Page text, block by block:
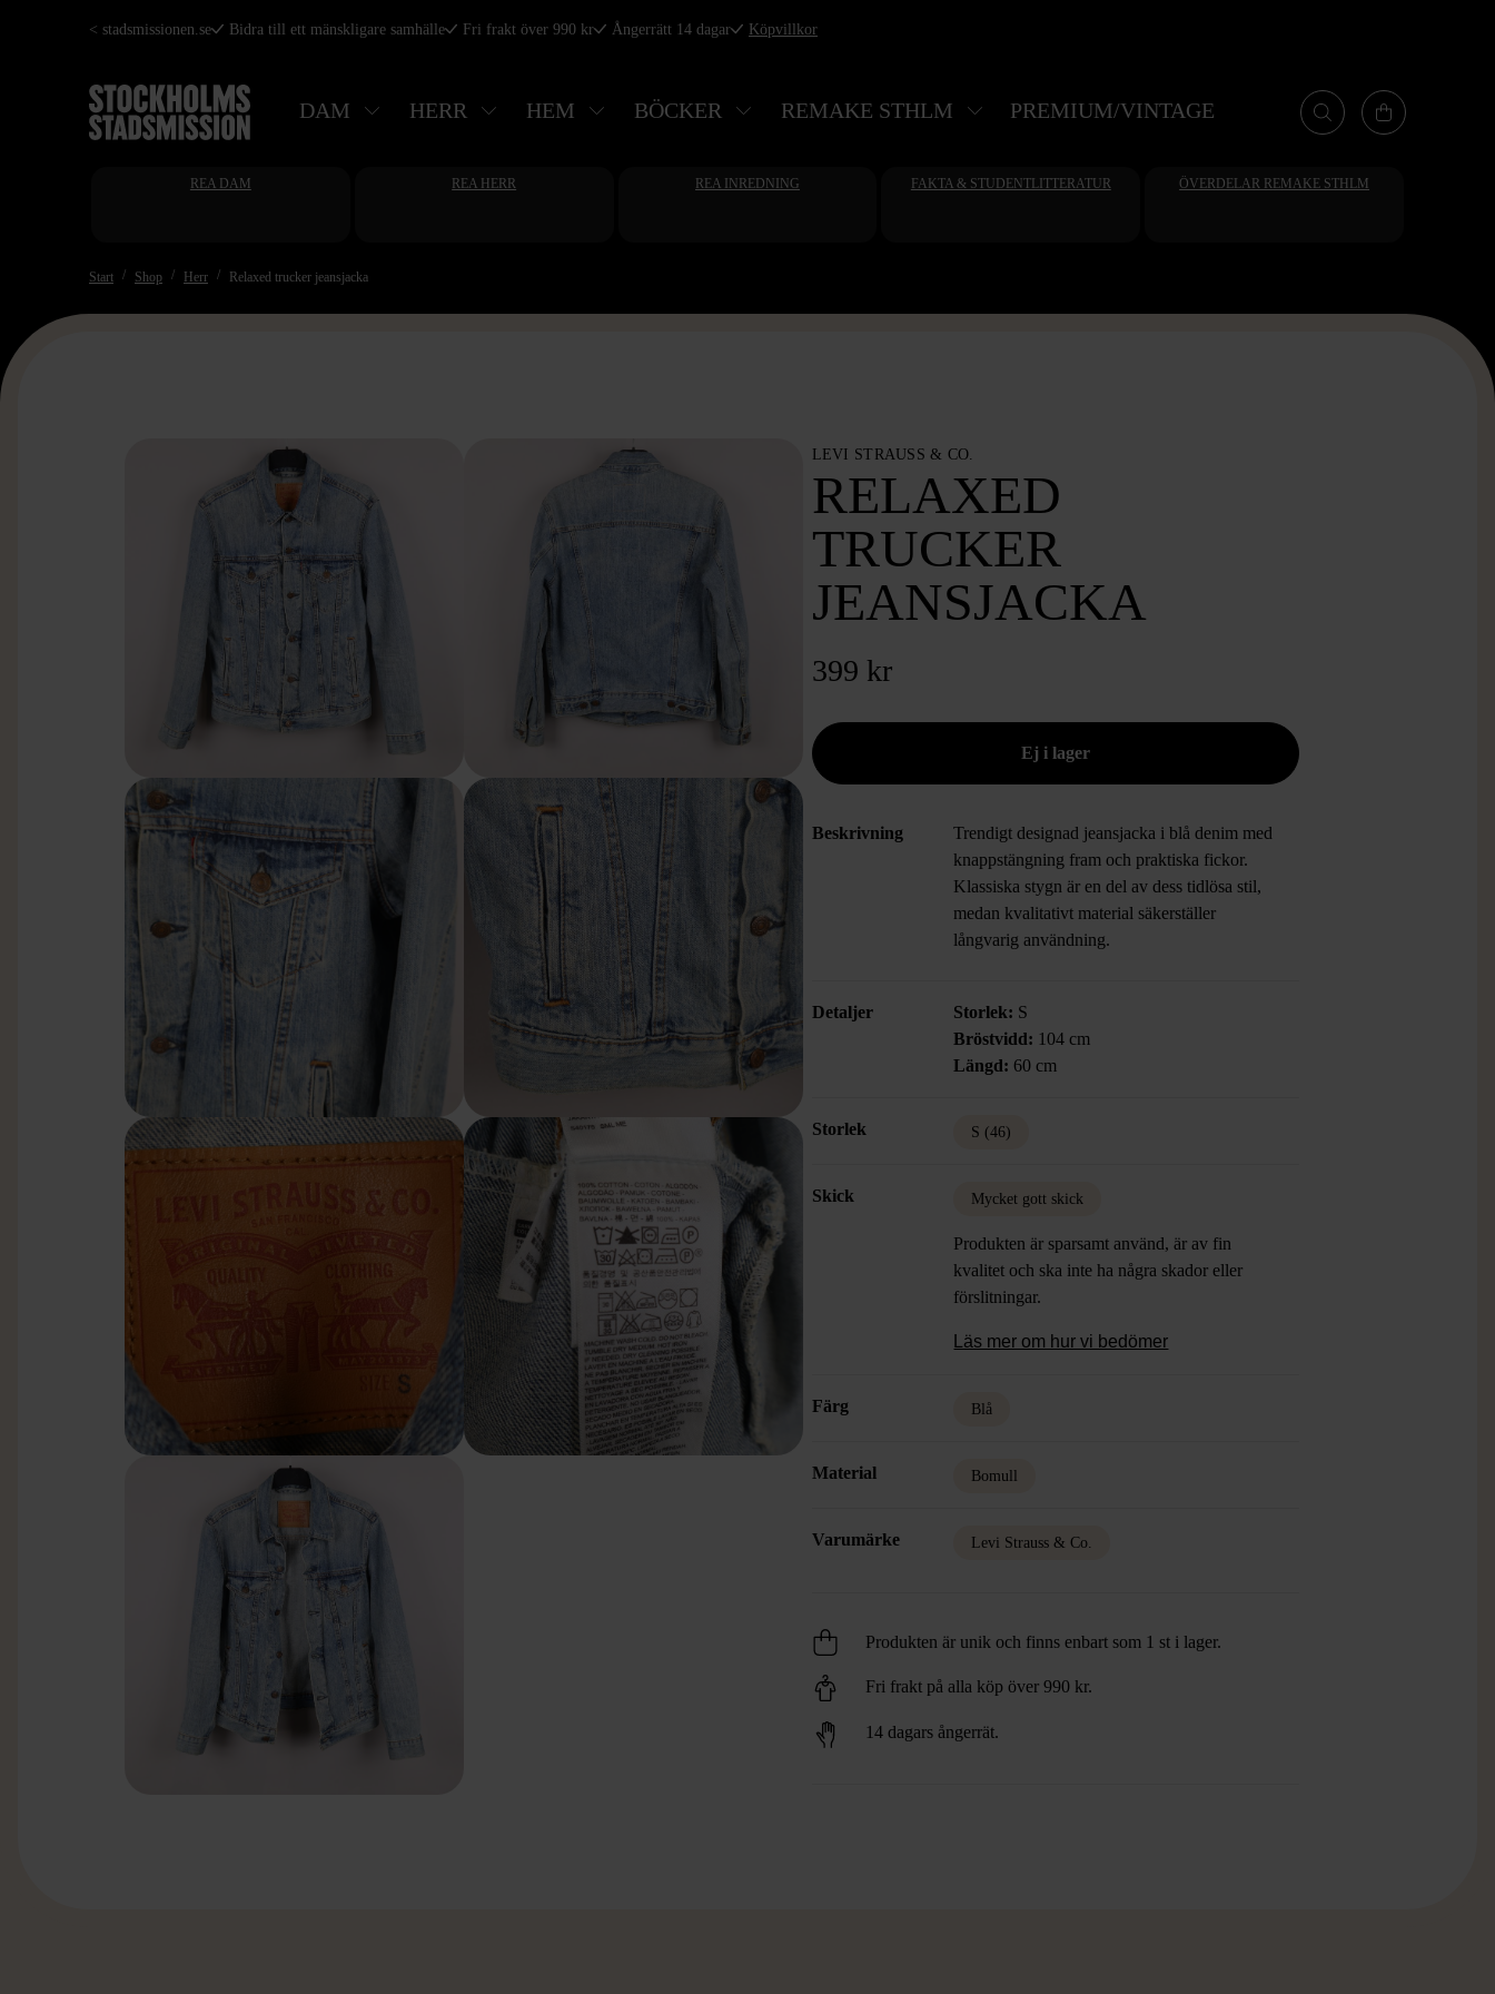
Hoppa
huvudinnehåll
< stadsmissionen.se Bidra till ett mänskligare samhälle Fri frakt över 990 kr Ångerrätt 14 dagar Köpvillkor
DAM HERR HEM BÖCKER REMAKE STHLM PREMIUM/VINTAGE
REA DAM REA HERR REA INREDNING FAKTA & STUDENTLITTERATUR ÖVERDELAR REMAKE STHLM
Start Shop Herr Relaxed trucker jeansjacka
LEVI STRAUSS & CO.
RELAXED
TRUCKER
JEANSJACKA
399 kr
Beskrivning
Trendigt designad jeansjacka i blå denim med
knappstängning fram och praktiska fickor.
Klassiska stygn är en del av dess tidlösa stil,
medan kvalitativt material säkerställer
långvarig användning.
Detaljer Storlek: S
Bröstvidd: 104 cm
Längd: 60 cm
Storlek S (46)
Skick Mycket gott skick
Produkten är sparsamt använd, är av fin
kvalitet och ska inte ha några skador eller
förslitningar.
Läs mer om hur vi bedömer
Färg Blå
Material Bomull
Varumärke Levi Strauss & Co.
Produkten är unik och finns enbart som 1 st i lager.
Fri frakt på alla köp över 990 kr.
14 dagars ångerrät.